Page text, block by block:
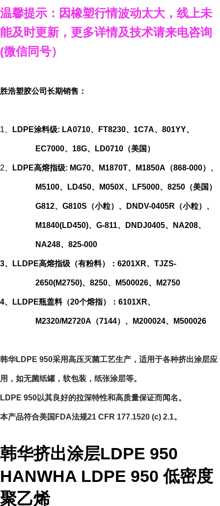
温馨提示：因橡塑行情波动太大，线上未
能及时更新，更多详情及技术请来电咨询
(微信同号）
胜浩塑胶公司长期销售：
1、 LDPE涂料级: LA0710、FT8230、 1C7A、801YY、
EC7000、18G、LD0710（美国）
2、 LDPE高熔指级: MG70、M1870T、 M1850A（868-000）、
M5100、LD450、M050X、LF5000、8250（美国）
G812、G810S（小粒）、DNDV-0405R（小粒）、
M1840(LD450)、G-811、DNDJ0405、NA208、
NA248、825-000
3、 LLDPE高熔指级（有粉料）：6201XR、TJZS-
2650(M2750)、8250、M500026、M2750
4、 LLDPE瓶盖料（20个熔指）：6101XR、
M2320/M2720A（7144）、M200024、M500026
韩华LDPE 950采用高压灭菌工艺生产，适用于各种挤出涂层应
用，如无菌纸罐，软包装，纸张涂层等。
LDPE 950以其良好的拉深特性和高质量保证而闻名。
本产品符合美国FDA法规21 CFR 177.1520 (c) 2.1。
韩华挤出涂层LDPE 950
HANWHA LDPE 950 低密度
聚乙烯